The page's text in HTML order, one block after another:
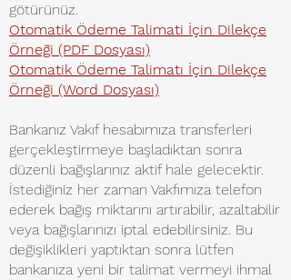
götürünüz.
Otomatik Ödeme Talimati İçin Dilekçe
Örneği (PDF Dosyası)
Otomatik Ödeme Talimatı İçin Dilekçe
Örneği (Word Dosyası)
Bankanız Vakıf hesabımıza transferleri
gerçekleştirmeye başladıktan sonra
düzenli bağışlarınız aktif hale gelecektir.
İstediğiniz her zaman Vakfımıza telefon
ederek bağış miktarını artırabilir, azaltabilir
veya bağışlarınızı iptal edebilirsiniz. Bu
değişiklikleri yaptıktan sonra lütfen
bankanıza yeni bir talimat vermeyi ihmal